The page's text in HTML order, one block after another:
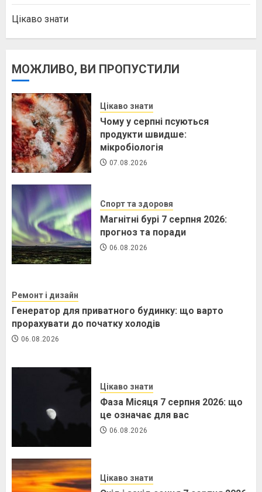
Цікаво знати
МОЖЛИВО, ВИ ПРОПУСТИЛИ
Цікаво знати
Чому у серпні псуються
продукти швидше:
мікробіологія
07.08.2026
Спорт та здоровя
Магнітні бурі 7 серпня 2026:
прогноз та поради
06.08.2026
Ремонт і дизайн
Генератор для приватного будинку: що варто
прорахувати до початку холодів
06.08.2026
Цікаво знати
Фаза Місяця 7 серпня 2026: що
це означає для вас
06.08.2026
Цікаво знати